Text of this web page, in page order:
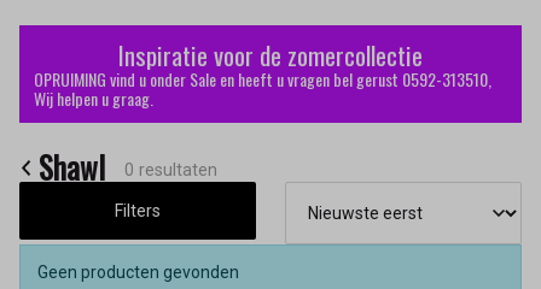
Shawl
Keskusta
Inspiratie voor de zomercollectie
OPRUIMING vind u onder Sale en heeft u vragen bel gerust 0592-313510,
Wij helpen u graag.
Shawl 0 resultaten
Filters
Geen producten gevonden